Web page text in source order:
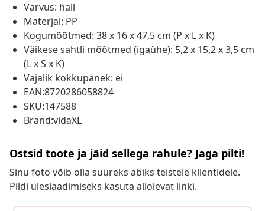
Värvus: hall
Materjal: PP
Kogumõõtmed: 38 x 16 x 47,5 cm (P x L x K)
Väikese sahtli mõõtmed (igaühe): 5,2 x 15,2 x 3,5 cm
(L x S x K)
Vajalik kokkupanek: ei
EAN:8720286058824
SKU:147588
Brand:vidaXL
Ostsid toote ja jäid sellega rahule? Jaga pilti!
Sinu foto võib olla suureks abiks teistele klientidele.
Pildi üleslaadimiseks kasuta allolevat linki.